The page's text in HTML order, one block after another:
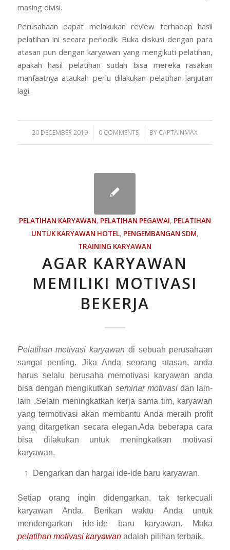
masing divisi.
Perusahaan dapat melakukan review terhadap hasil
pelatihan ini secara periodik. Buka diskusi dengan para
atasan pun dengan karyawan yang mengikuti pelatihan,
apakah hasil pelatihan sudah bisa mereka rasakan
manfaatnya ataukah perlu dilakukan pelatihan lanjutan
lagi.
20 DECEMBER 2019
/ 0 COMMENTS
/ BY CAPTAINMAX
PELATIHAN KARYAWAN, PELATIHAN PEGAWAI, PELATIHAN
UNTUK KARYAWAN HOTEL, PENGEMBANGAN SDM,
TRAINING KARYAWAN
AGAR KARYAWAN
MEMILIKI MOTIVASI
BEKERJA
Pelatihan motivasi karyawan di sebuah perusahaan
sangat penting. Jika Anda seorang atasan, anda
harus selalu berusaha memotivasi karyawan anda
bisa dengan mengikutkan seminar motivasidan lain-
lain .Selain meningkatkan kerja sama tim, karyawan
yang termotivasi akan membantu Anda meraih profit
yang ditargetkan secara elegan.Ada beberapa cara
bisa dilakukan untuk meningkatkan motivasi
karyawan.
Dengarkan dan hargai ide-ide baru karyawan.
Setiap orang ingin didengarkan, tak terkecuali
karyawan Anda. Berikan waktu Anda untuk
mendengarkan ide-ide baru karyawan. Maka
pelatihan motivasi karyawan adalah pilihan terbaik.